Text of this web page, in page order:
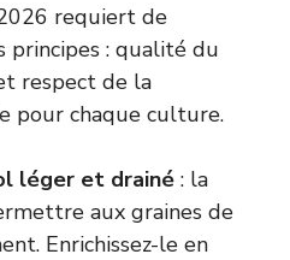
requiert de
principes : qualité du
respect de la
pour chaque culture.
léger et drainé : la
aux graines de
Enrichissez-le en